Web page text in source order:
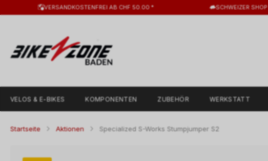
VERSANDKOSTENFREI AB CHF 50.00 * SCHWEIZER SHOP
VELOS & E-BIKES KOMPONENTEN ZUBEHÖR WERKSTATT
Startseite Aktionen Specialized S-Works Stumpjumper S2